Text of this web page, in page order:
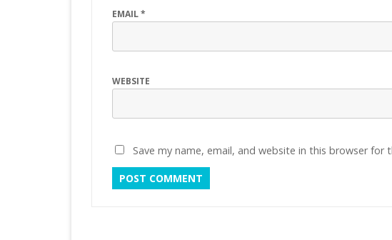
EMAIL*
WEBSITE
Save my name, email, and website in this browser for